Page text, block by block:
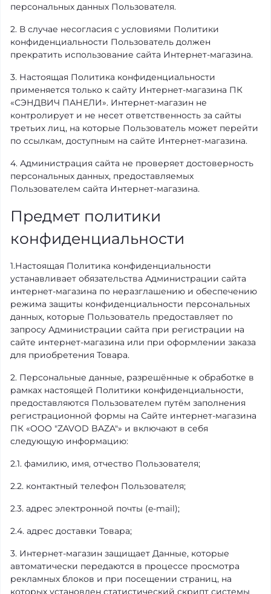
персональных данных Пользователя.
2. В случае несогласия с условиями Политики
конфиденциальности Пользователь должен
прекратить использование сайта Интернет-магазина.
3. Настоящая Политика конфиденциальности
применяется только к сайту Интернет-магазина ПК
«СЭНДВИЧ ПАНЕЛИ». Интернет-магазин не
контролирует и не несет ответственность за сайты
третьих лиц, на которые Пользователь может перейти
по ссылкам, доступным на сайте Интернет-магазина.
4. Администрация сайта не проверяет достоверность
персональных данных, предоставляемых
Пользователем сайта Интернет-магазина.
Предмет политики
конфиденциальности
1.Настоящая Политика конфиденциальности
устанавливает обязательства Администрации сайта
интернет-магазина по неразглашению и обеспечению
режима защиты конфиденциальности персональных
данных, которые Пользователь предоставляет по
запросу Администрации сайта при регистрации на
сайте интернет-магазина или при оформлении заказа
для приобретения Товара.
2. Персональные данные, разрешённые к обработке в
рамках настоящей Политики конфиденциальности,
предоставляются Пользователем путём заполнения
регистрационной формы на Сайте интернет-магазина
ПК «OOO "ZAVOD BAZA"» и включают в себя
следующую информацию:
2.1. фамилию, имя, отчество Пользователя;
2.2. контактный телефон Пользователя;
2.3. адрес электронной почты (e-mail);
2.4. адрес доставки Товара;
3. Интернет-магазин защищает Данные, которые
автоматически передаются в процессе просмотра
рекламных блоков и при посещении страниц, на
которых установлен статистический скрипт системы